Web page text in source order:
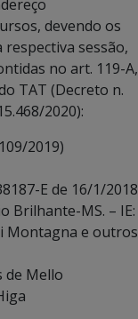
devendo os
sessão,
no art. 119-A,
TAT (Decreto n.
2020):
2019)
E de 16/1/2018
Brilhante-MS. – IE:
Montagna e outros
de Mello